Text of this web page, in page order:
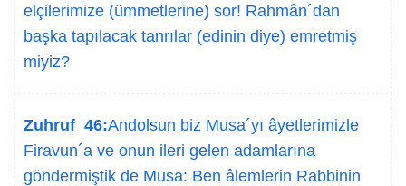
elçilerimize (ümmetlerine) sor! Rahmân´dan
başka tapılacak tanrılar (edinin diye) emretmiş
miyiz?
Zuhruf 46:Andolsun biz Musa´yı âyetlerimizle
Firavun´a ve onun ileri gelen adamlarına
göndermiştik de Musa: Ben âlemlerin Rabbinin